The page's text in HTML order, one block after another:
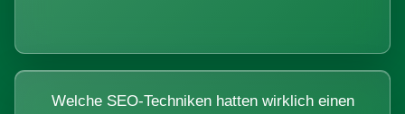
Welche SEO-Techniken hatten wirklich einen